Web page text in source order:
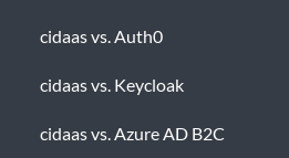
cidaas vs. Auth0
cidaas vs. Keycloak
cidaas vs. Azure AD B2C